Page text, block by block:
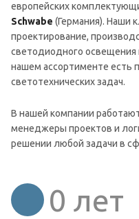
европейских
Schwabe (Германия). Наши
проектирование,
светодиодного освещения
нашем ассортименте есть
светотехнических задач.
В нашей компании
менеджеры проектов и
решении любой задачи в
0 лет